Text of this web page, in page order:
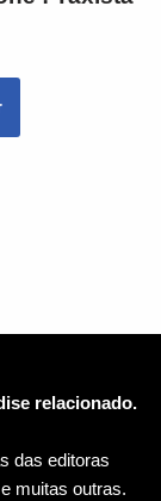
relacionado.
das editoras
muitas outras.